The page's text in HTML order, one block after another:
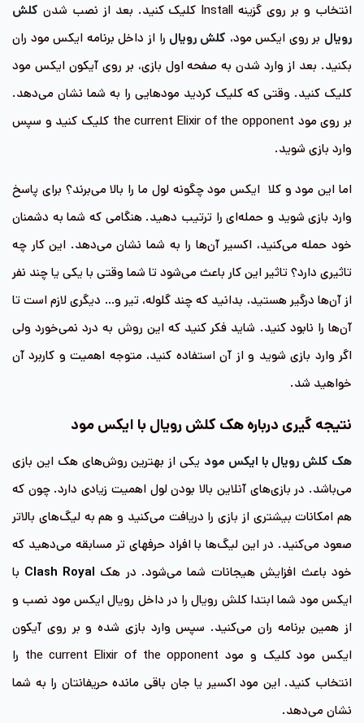
انتخاب و بر روی گزینه Install کلیک کنید. بعد از نصب شدن
کلش
رویال بر روی ایکس مود، کلش رویال را از داخل برنامه ایکس مود ران
بکنید. بعد از وارد شدن به صفحه اول بازی، بر روی آیکون ایکس مود
کلیک کنید. وقتی که کلیک کردید مودهایی را به شما نشان می‌دهد.
بر روی مود the current Elixir of the opponent کلیک کنید و سپس
وارد بازی شوید.
اما این مود و کلا ایکس مود چگونه لول ما را بالا می‌برند؟ برای پاسخ
وارد بازی شوید و حمله‌ای را ترتیب دهید. هنگامی که شما به دشمنان
خود حمله می‌کنید، اکسیر آن‌ها را به شما نشان می‌دهد. این کار چه
تاثیری دارد؟ تاثیر این کار باعث می‌شود تا شما وقتی با یکی یا چند نفر
از آن‌ها درگیر هستید، بدانید که چند گلوله، تیر و… دیگری لازم است تا
آن‌ها را نابود کنید. شاید فکر کنید که این روش به درد نمی‌خورد ولی
اگر وارد بازی شوید و از آن استفاده کنید، متوجه اهمیت و کاربرد آن
خواهید شد.
نتیجه گیری درباره هک کلش رویال با ایکس مود
هک کلش رویال با ایکس مود یکی از بهترین روش‌های هک این بازی
می‌باشد. در بازی‌های آنلاین بالا بودن لول اهمیت زیادی دارد. چون که
هم امکانات بیشتری از بازی را دریافت می‌کنید و هم به لیگ‌های بالاتر
صعود می‌کنید. در این لیگ‌ها با افراد حرفه‎ای‌ تر مسابقه می‌دهید که
خود باعث افزایش هیجانات شما می‌شود. در هک Clash Royal با
ایکس مود شما ابتدا کلش رویال را در داخل رویال ایکس مود نصب و
از همین برنامه ران می‌کنید. سپس وارد بازی شده و بر روی آیکون
ایکس مود کلیک و مود the current Elixir of the opponent را
انتخاب کنید. این مود اکسیر یا جان باقی مانده حریفانتان را به شما
نشان می‌دهد.